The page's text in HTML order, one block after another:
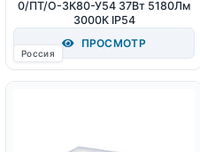
0/ПТ/О-3К80-У54 37Вт 5180Лм
3000К IP54
ПРОСМОТР
Россия